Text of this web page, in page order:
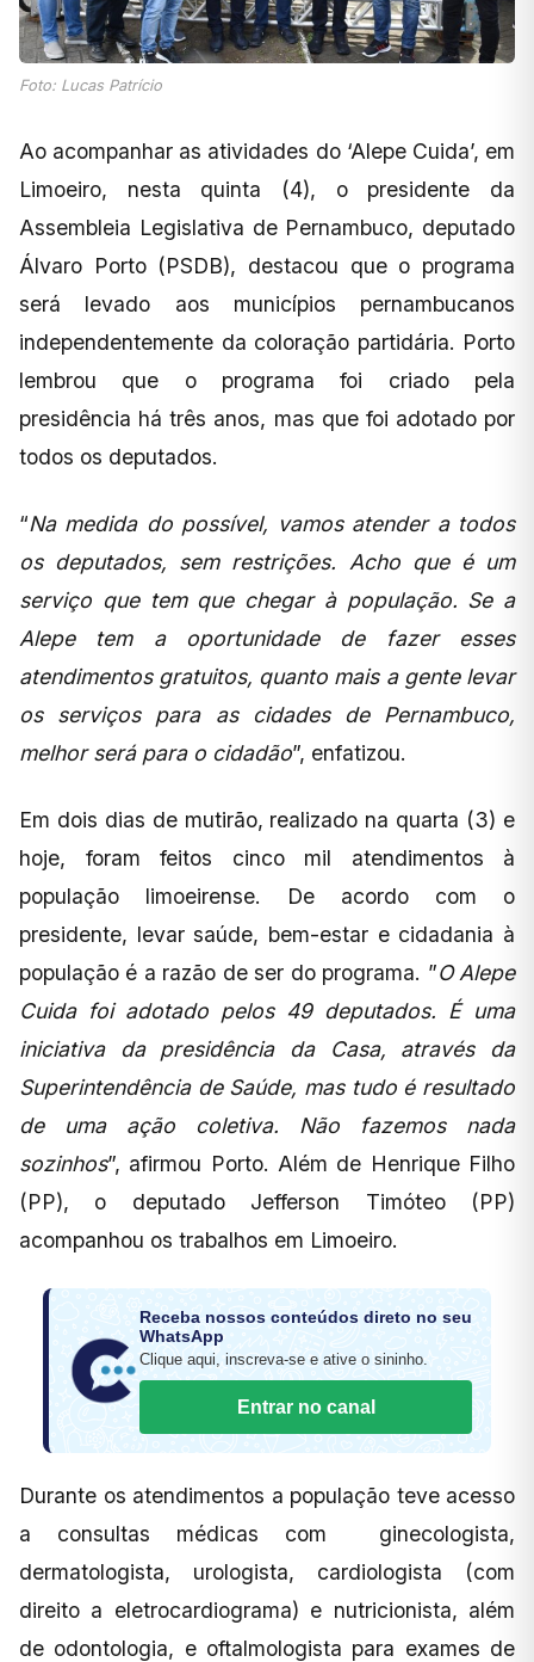
Foto: Lucas Patrício
Ao acompanhar as atividades do ‘Alepe Cuida’, em
Limoeiro, nesta quinta (4), o presidente da
Assembleia Legislativa de Pernambuco, deputado
Álvaro Porto (PSDB), destacou que o programa
será levado aos municípios pernambucanos
independentemente da coloração partidária. Porto
lembrou que o programa foi criado pela
presidência há três anos, mas que foi adotado por
todos os deputados.
“Na medida do possível, vamos atender a todos
os deputados, sem restrições. Acho que é um
serviço que tem que chegar à população. Se a
Alepe tem a oportunidade de fazer esses
atendimentos gratuitos, quanto mais a gente levar
os serviços para as cidades de Pernambuco,
melhor será para o cidadão”, enfatizou.
Em dois dias de mutirão, realizado na quarta (3) e
hoje, foram feitos cinco mil atendimentos à
população limoeirense. De acordo com o
presidente, levar saúde, bem-estar e cidadania à
população é a razão de ser do programa. ”O Alepe
Cuida foi adotado pelos 49 deputados. É uma
iniciativa da presidência da Casa, através da
Superintendência de Saúde, mas tudo é resultado
de uma ação coletiva. Não fazemos nada
sozinhos”, afirmou Porto. Além de Henrique Filho
(PP), o deputado Jefferson Timóteo (PP)
acompanhou os trabalhos em Limoeiro.
Receba nossos conteúdos direto no seu
WhatsApp
Clique aqui, inscreva-se e ative o sininho.
Entrar no canal
Durante os atendimentos a população teve acesso
a consultas médicas com ginecologista,
dermatologista, urologista, cardiologista (com
direito a eletrocardiograma) e nutricionista, além
de odontologia, e oftalmologista para exames de